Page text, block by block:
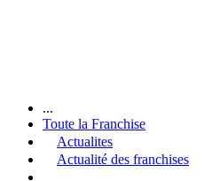
...
Toute la Franchise
Actualites
Actualité des franchises